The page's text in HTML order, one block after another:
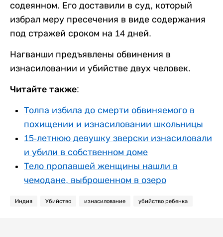
содеянном. Его доставили в суд, который
избрал меру пресечения в виде содержания
под стражей сроком на 14 дней.
Нагванши предъявлены обвинения в
изнасиловании и убийстве двух человек.
Читайте также:
Толпа избила до смерти обвиняемого в
похищении и изнасиловании школьницы
15-летнюю девушку зверски изнасиловали
и убили в собственном доме
Тело пропавшей женщины нашли в
чемодане, выброшенном в озеро
Индия Убийство изнасилование убийство ребенка